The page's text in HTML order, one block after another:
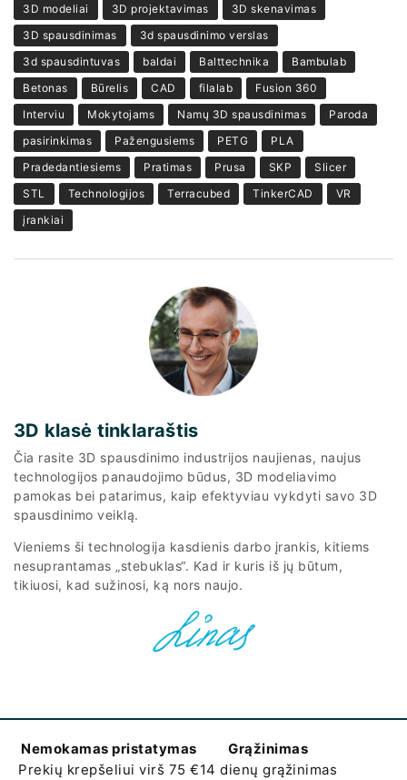
3D modeliai 3D projektavimas
3D skenavimas
3D spausdinimas
3d spausdinimo verslas
3d spausdintuvas
baldai Balttechnika
Bambulab
Betonas
Būrelis CAD filalab
Fusion 360
Interviu
Mokytojams Namų 3D spausdinimas
Paroda
pasirinkimas
Pažengusiems PETG
PLA
Pradedantiesiems
Pratimas Prusa SKP
Slicer
STL
Technologijos Terracubed TinkerCAD
VR
įrankiai
3D klasė tinklaraštis
Čia rasite 3D spausdinimo industrijos naujienas, naujus
technologijos panaudojimo būdus, 3D modeliavimo
pamokas bei patarimus, kaip efektyviau vykdyti savo 3D
spausdinimo veiklą.
Vieniems ši technologija kasdienis darbo įrankis, kitiems
nesuprantamas „stebuklas“. Kad ir kuris iš jų būtum,
tikiuosi, kad sužinosi, ką nors naujo.
Nemokamas pristatymas
Prekių krepšeliui virš 75 €
Grąžinimas
14 dienų grąžinimas